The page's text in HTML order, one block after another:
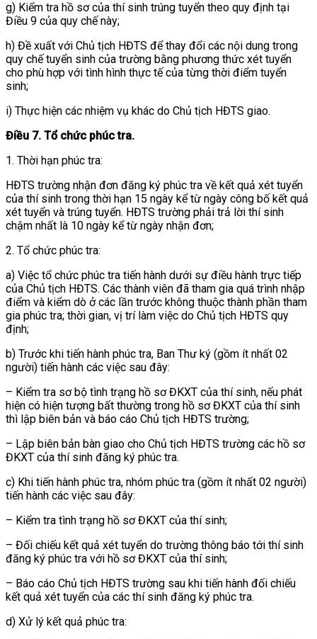
g) Kiểm tra hồ sơ của thí sinh trúng tuyển theo quy định tại
Điều 9 của quy chế này;
h) Đề xuất với Chủ tịch HĐTS để thay đổi các nội dung trong
quy chế tuyển sinh của trường bằng phương thức xét tuyển
cho phù hợp với tình hình thực tế của từng thời điểm tuyển
sinh;
i) Thực hiện các nhiệm vụ khác do Chủ tịch HĐTS giao.
Điều 7. Tổ chức phúc tra.
1. Thời hạn phúc tra:
HĐTS trường nhận đơn đăng ký phúc tra về kết quả xét tuyển
của thí sinh trong thời hạn 15 ngày kể từ ngày công bố kết quả
xét tuyển và trúng tuyển. HĐTS trường phải trả lời thí sinh
chậm nhất là 10 ngày kể từ ngày nhận đơn;
2. Tổ chức phúc tra:
a) Việc tổ chức phúc tra tiến hành dưới sự điều hành trực tiếp
của Chủ tịch HĐTS. Các thành viên đã tham gia quá trình nhập
điểm và kiểm dò ở các lần trước không thuộc thành phần tham
gia phúc tra; thời gian, vị trí làm việc do Chủ tịch HĐTS quy
định;
b) Trước khi tiến hành phúc tra, Ban Thư ký (gồm ít nhất 02
người) tiến hành các việc sau đây:
– Kiểm tra sơ bộ tình trạng hồ sơ ĐKXT của thí sinh, nếu phát
hiện có hiện tượng bất thường trong hồ sơ ĐKXT của thí sinh
thì lập biên bản và báo cáo Chủ tịch HĐTS trường;
– Lập biên bản bàn giao cho Chủ tịch HĐTS trường các hồ sơ
ĐKXT của thí sinh đăng ký phúc tra.
c) Khi tiến hành phúc tra, nhóm phúc tra (gồm ít nhất 02 người)
tiến hành các việc sau đây:
– Kiểm tra tình trạng hồ sơ ĐKXT của thí sinh;
– Đối chiếu kết quả xét tuyển do trường thông báo tới thí sinh
đăng ký phúc tra với hồ sơ ĐKXT của thí sinh;
– Báo cáo Chủ tịch HĐTS trường sau khi tiến hành đối chiếu
kết quả xét tuyển của các thí sinh đăng ký phúc tra.
d) Xử lý kết quả phúc tra: